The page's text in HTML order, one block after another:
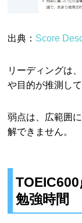
出典： Score
リーディングは
や目的が推測し
弱点は、広範囲
解できません。
勉強時間